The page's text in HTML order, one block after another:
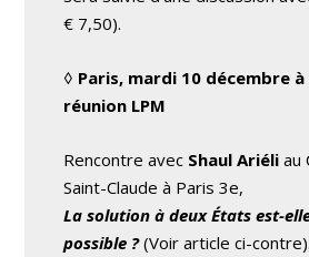
€ 7,50).
◊ Paris, mardi 10 décembre à
réunion LPM
Rencontre avec Shaul Ariéli au
Saint-Claude à Paris 3e,
La solution à deux États est-
possible ? (Voir article ci-contre).